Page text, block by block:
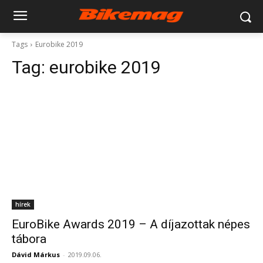
Tags Eurobike 2019
Tag: eurobike 2019
hírek
EuroBike Awards 2019 – A díjazottak népes
tábora
Dávid Márkus - 2019.09.06.